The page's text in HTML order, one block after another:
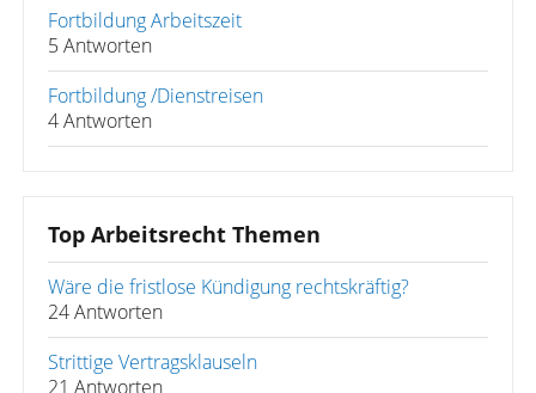
Fortbildung Arbeitszeit
5 Antworten
Fortbildung /Dienstreisen
4 Antworten
Top Arbeitsrecht Themen
Wäre die fristlose Kündigung rechtskräftig?
24 Antworten
Strittige Vertragsklauseln
21 Antworten